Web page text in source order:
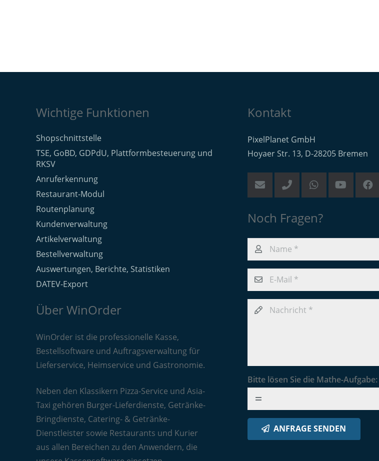
Wichtige Funktionen
Shopschnittstelle
TSE, GoBD, GDPdU, Plattformbesteuerung und
RKSV
Anruferkennung
Restaurant-Modul
Routenplanung
Kundenverwaltung
Artikelverwaltung
Bestellverwaltung
Auswertungen, Berichte, Statistiken
DATEV-Export
Über WinOrder
WinOrder ist die professionelle Kasse,
Bestellsoftware und Auftragsverwaltung für
Lieferservice, Heimservice und Gastronomie.
Neben den Klassikern Pizza-Service und Asia-
Taxi gehören Burger-Lieferdienste, Getränke-
Bringdienste, Catering- & Getränke-
Dienstleister sowie Restaurants und Kurier
aus allen Bereichen zu den Anwendern, die
Kontakt
PixelPlanet GmbH
Hoyaer Str. 13, D-28205 Bremen
Noch Fragen?
Bitte lösen Sie die Mathe-Aufgabe:
ANFRAGE SENDEN